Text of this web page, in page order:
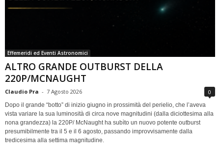
Effemeridi ed Eventi Astronomici
ALTRO GRANDE OUTBURST DELLA
220P/MCNAUGHT
Claudio Pra - 7 Agosto 2026 0
Dopo il grande “botto” di inizio giugno in prossimità del perielio, che l’aveva
vista variare la sua luminosità di circa nove magnitudini (dalla diciottesima alla
nona grandezza) la 220P/ McNaught ha subìto un nuovo potente outburst
presumibilmente tra il 5 e il 6 agosto, passando improvvisamente dalla
tredicesima alla settima magnitudine.